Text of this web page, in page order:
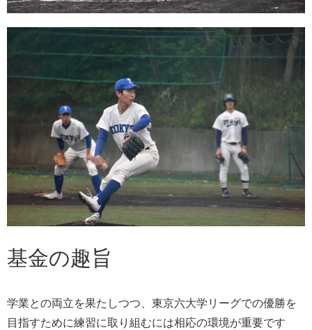
基金の趣旨
学業との両立を果たしつつ、東京六大学リーグでの優勝を
目指すために練習に取り組むには相応の環境が重要です